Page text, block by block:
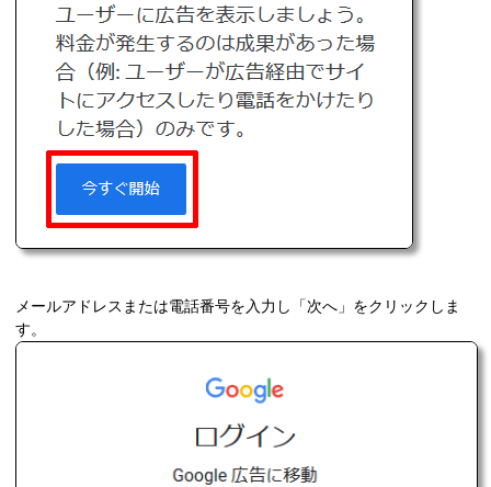
メールアドレスまたは電話番号を入力し「次へ」をクリックしま
す。